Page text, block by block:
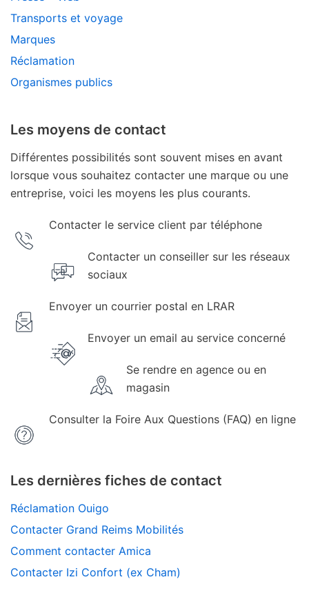
Transports et voyage
Marques
Réclamation
Organismes publics
Les moyens de contact
Différentes possibilités sont souvent mises en avant
lorsque vous souhaitez contacter une marque ou une
entreprise, voici les moyens les plus courants.
Contacter le service client par téléphone
Contacter un conseiller sur les réseaux
sociaux
Envoyer un courrier postal en LRAR
Envoyer un email au service concerné
Se rendre en agence ou en
magasin
Consulter la Foire Aux Questions (FAQ) en ligne
Les dernières fiches de contact
Réclamation Ouigo
Contacter Grand Reims Mobilités
Comment contacter Amica
Contacter Izi Confort (ex Cham)